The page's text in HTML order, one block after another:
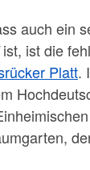
auch ein
ist, ist die
Platt.